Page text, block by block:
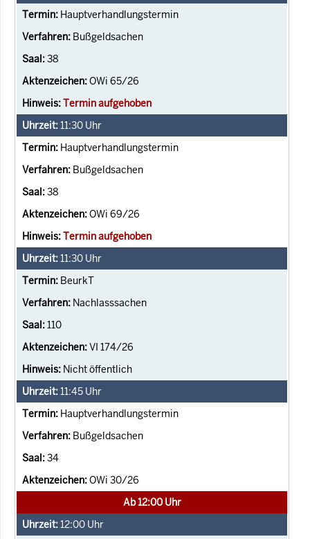
Hauptverhandlungstermin
Bußgeldsachen
38
OWi 65/26
Termin aufgehoben
11:30 Uhr
Hauptverhandlungstermin
Bußgeldsachen
38
OWi 69/26
Termin aufgehoben
11:30 Uhr
BeurkT
Nachlasssachen
110
VI 174/26
Nicht öffentlich
11:45 Uhr
Hauptverhandlungstermin
Bußgeldsachen
34
OWi 30/26
Ab 12:00 Uhr
12:00 Uhr